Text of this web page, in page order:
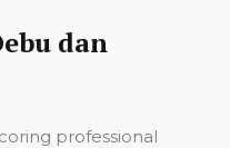
dan
professional